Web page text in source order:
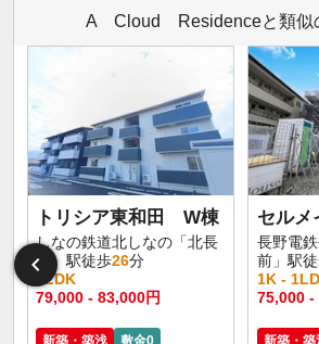
A Cloud Residenceと類似
トリシア東和田 W棟
しなの鉄道北しなの「北長
野」駅徒歩26分
1LDK
79,000 - 83,000円
新築・築浅
敷金0
セルメ
長野電
前」駅
1K -
75,000 -
新築・築